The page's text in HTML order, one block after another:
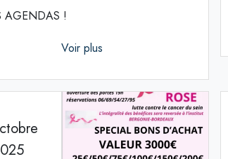
AGENDAS !
Voir plus